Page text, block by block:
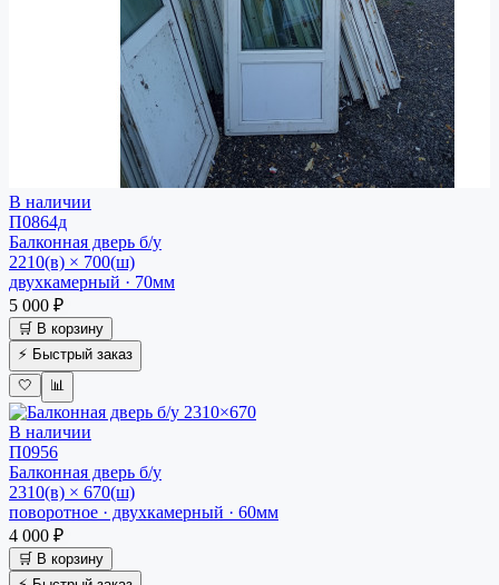
В наличии
П0864д
Балконная дверь б/у
2210(в) × 700(ш)
двухкамерный · 70мм
5 000 ₽
🛒 В корзину
⚡ Быстрый заказ
🤍
📊
В наличии
П0956
Балконная дверь б/у
2310(в) × 670(ш)
поворотное · двухкамерный · 60мм
4 000 ₽
🛒 В корзину